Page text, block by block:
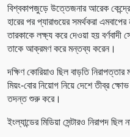
বিশ্বকাপজুড়ে উত্তেজনার আরেক কেন্দ্রে
হারের পর প্যারাগুয়ের সমর্থকরা
তারকাকে লক্ষ্য করে দেওয়া হয়
তাকে আক্রমণ করে মন্তব্য করেন।
দক্ষিণ কোরিয়াও ছিল বাড়তি
মিয়ং-বোর নিয়োগ নিয়ে দেশে তীব্র
তদন্ত শুরু করে।
ইংল্যান্ডের মিডিয়া সেন্টারও নিরাপদ ছিল